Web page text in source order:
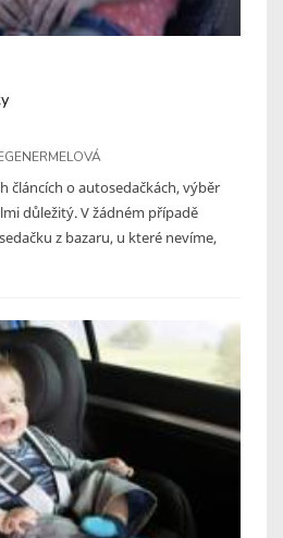
článcích o autosedačkách, výběr
důležitý. V žádném případě
z bazaru, u které nevíme,